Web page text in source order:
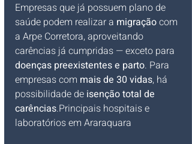
Empresas que já possuem plano de
saúde podem realizar a migração com
a Arpe Corretora, aproveitando
carências já cumpridas — exceto para
doenças preexistentes e parto. Para
empresas com mais de 30 vidas, há
possibilidade de isenção total de
carências.Principais hospitais e
laboratórios em Araraquara